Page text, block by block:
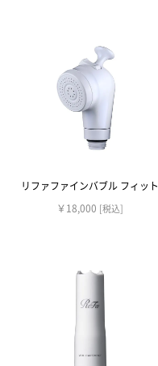
リファファインバブル フィット
￥18,000 [税込]